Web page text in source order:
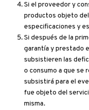
Si el proveedor y
productos objeto
especificaciones y
Si después de la
garantía y prestado
subsistieren las
o consumo a que se
subsistirá para el
fue objeto del
misma.